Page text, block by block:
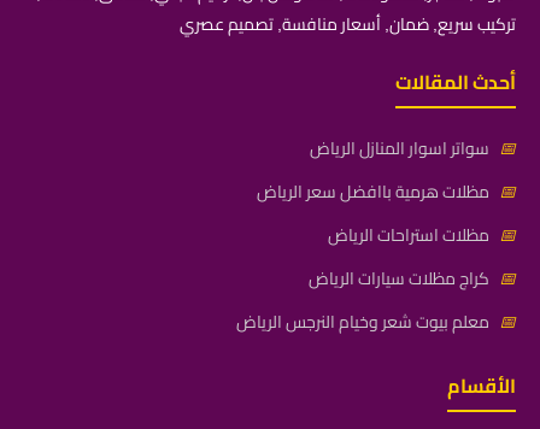
تركيب سريع, ضمان, أسعار منافسة, تصميم عصري
أحدث المقالات
📅 سواتر اسوار المنازل الرياض
📅 مظلات هرمية باافضل سعر الرياض
📅 مظلات استراحات الرياض
📅 كراج مظلات سيارات الرياض
📅 معلم بيوت شعر وخيام النرجس الرياض
الأقسام